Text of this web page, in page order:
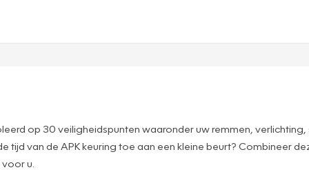
op 30 veiligheidspunten waaronder uw remmen,
tijd van de APK keuring toe aan een kleine beurt? Combineer
u.